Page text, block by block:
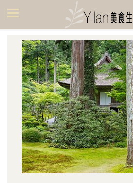
美食集
美飲集
廚房集
旅遊集
旅遊美食集
生活風
書房集
日記簿